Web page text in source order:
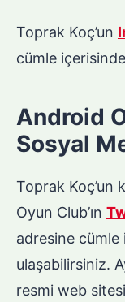
Toprak Koç’un
cümle
Android
Sosyal
Toprak Koç’un
Oyun Club’ın
adresine cümle
ulaşabilirsiniz.
resmi web